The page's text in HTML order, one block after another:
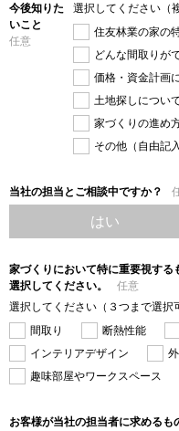
今後知りた
いこと
任意
選択してください（
住友林業の家の
どんな間取りが
価格・資金計画
土地探しについ
家づくりの進め
その他（自由記
当社の担当とご相談中ですか？
はい
家づくりにおいて特に重要視す
選択してください。
任意
選択してください（３つまで選択
間取り
断熱性能
インテリアデザイン
趣味部屋やワークスペース
お客様が当社の担当者に求める